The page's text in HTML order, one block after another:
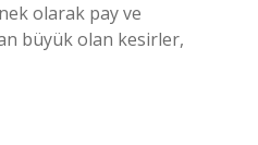
olarak pay ve
büyük olan kesirler,